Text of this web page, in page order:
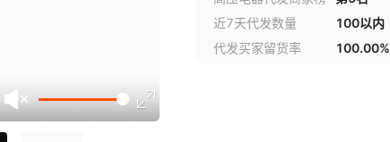
近7天代发数量
100以内
代发买家留货率
100.00%